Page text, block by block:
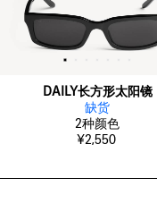
DAILY长方形太阳镜
缺货
2种颜色
¥2,550